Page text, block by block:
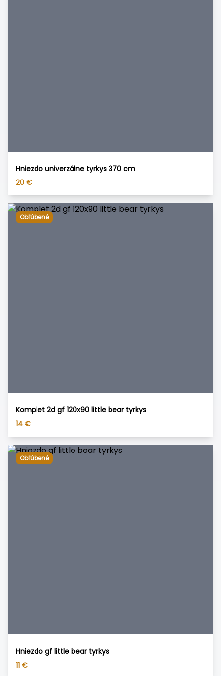
Hniezdo univerzálne tyrkys 370 cm
20 €
Obľúbené
Komplet 2d gf 120x90 little bear tyrkys
14 €
Obľúbené
Hniezdo gf little bear tyrkys
11 €